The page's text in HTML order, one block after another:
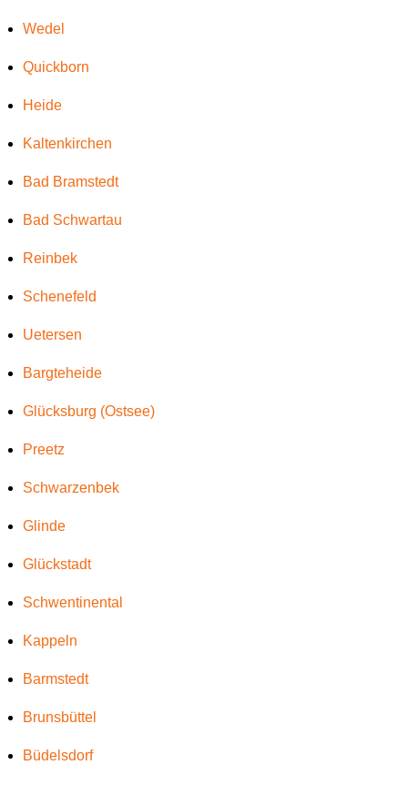
Wedel
Quickborn
Heide
Kaltenkirchen
Bad Bramstedt
Bad Schwartau
Reinbek
Schenefeld
Uetersen
Bargteheide
Glücksburg (Ostsee)
Preetz
Schwarzenbek
Glinde
Glückstadt
Schwentinental
Kappeln
Barmstedt
Brunsbüttel
Büdelsdorf